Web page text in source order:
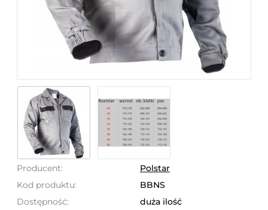
Producent:
Polstar
Kod produktu:
BBNS
Dostępność:
duża ilość